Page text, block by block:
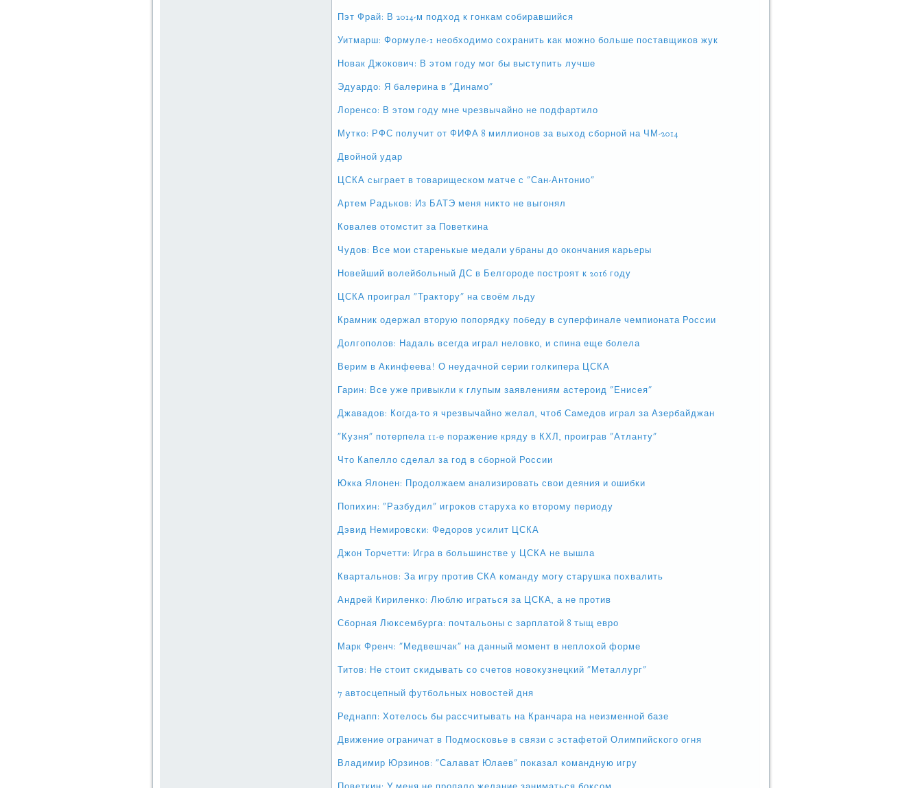
Пэт Фрай: В 2014-м подход к гонкам собиравшийся
Уитмарш: Формуле-1 необходимо сохранить как можно больше поставщиков жук
Новак Джокович: В этом году мог бы выступить лучше
Эдуардо: Я балерина в "Динамо"
Лоренсо: В этом году мне чрезвычайно не подфартило
Мутко: РФС получит от ФИФА 8 миллионов за выход сборной на ЧМ-2014
Двойной удар
ЦСКА сыграет в товарищеском матче с "Сан-Антонио"
Артем Радьков: Из БАТЭ меня никто не выгонял
Ковалев отомстит за Поветкина
Чудов: Все мои старенькые медали убраны до окончания карьеры
Новейший волейбольный ДС в Белгороде построят к 2016 году
ЦСКА проиграл "Трактору" на своём льду
Крамник одержал вторую попорядку победу в суперфинале чемпионата России
Долгополов: Надаль всегда играл неловко, и спина еще болела
Верим в Акинфеева! О неудачной серии голкипера ЦСКА
Гарин: Все уже привыкли к глупым заявлениям астероид "Енисея"
Джавадов: Когда-то я чрезвычайно желал, чтоб Самедов играл за Азербайджан
"Кузня" потерпела 11-е поражение кряду в КХЛ, проиграв "Атланту"
Что Капелло сделал за год в сборной России
Юкка Ялонен: Продолжаем анализировать свои деяния и ошибки
Попихин: "Разбудил" игроков старуха ко второму периоду
Дэвид Немировски: Федоров усилит ЦСКА
Джон Торчетти: Игра в большинстве у ЦСКА не вышла
Квартальнов: За игру против СКА команду могу старушка похвалить
Андрей Кириленко: Люблю играться за ЦСКА, а не против
Сборная Люксембурга: почтальоны с зарплатой 8 тыщ евро
Марк Френч: "Медвешчак" на данный момент в неплохой форме
Титов: Не стоит скидывать со счетов новокузнецкий "Металлург"
7 автосцепный футбольных новостей дня
Реднапп: Хотелось бы рассчитывать на Кранчара на неизменной базе
Движение ограничат в Подмосковье в связи с эстафетой Олимпийского огня
Владимир Юрзинов: "Салават Юлаев" показал командную игру